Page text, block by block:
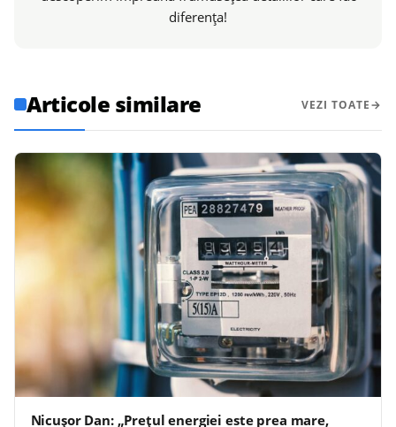
diferența!
Articole similare VEZI TOATE
Nicuşor Dan: „Preţul energiei este prea mare,